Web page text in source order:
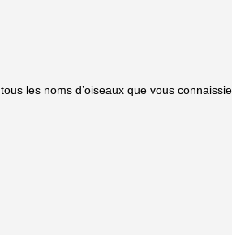
les noms d’oiseaux que vous